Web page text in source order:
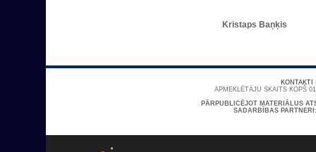
Kristaps Baņķis
KONTAKTI
APMEKLĒTĀJU SKAITS KOPŠ
PĀRPUBLICĒJOT MATERIĀLUS
SADARBĪBAS